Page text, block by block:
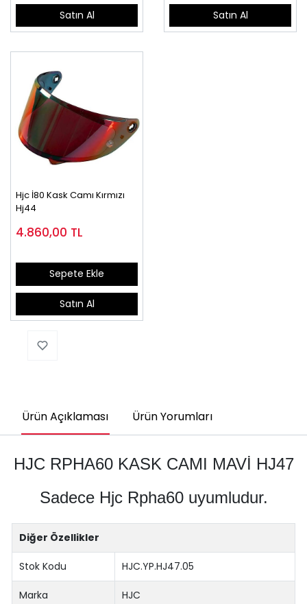
Satın Al Satın Al
Hjc İ80 Kask Camı Kırmızı
Hj44
4.860,00 TL
Sepete Ekle
Satın Al
Ürün Açıklaması Ürün Yorumları
HJC RPHA60 KASK CAMI MAVİ HJ47
Sadece Hjc Rpha60 uyumludur.
Diğer Özellikler
Stok Kodu HJC.YP.HJ47.05
Marka HJC